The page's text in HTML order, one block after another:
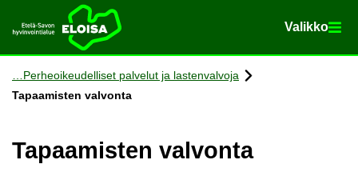
Etusi­vu Va­lik­ko
Va­lik­ko
Siir­ry si­säl­töön
Per­heoi­keu­del­li­set pal­ve­lut ja las­ten­val­vo­ja
Ta­paa­mis­ten val­von­ta
Ta­paa­mis­ten val­von­ta